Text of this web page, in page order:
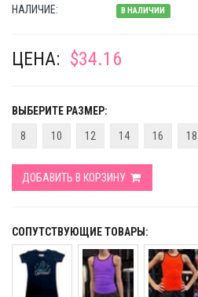
НАЛИЧИЕ:
В НАЛИЧИИ
ЦЕНА: $34.16
ВЫБЕРИТЕ РАЗМЕР:
8
10 12 14 16 18
ДОБАВИТЬ В КОРЗИНУ
СОПУТСТВУЮЩИЕ ТОВАРЫ: